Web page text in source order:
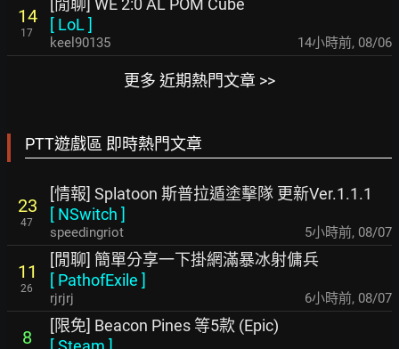
14
17
[閒聊] WE 2:0 AL POM Cube
[ LoL ]
keel90135 14小時前, 08/06
更多 近期熱門文章 >>
PTT遊戲區 即時熱門文章
23
47
[情報] Splatoon 斯普拉遁塗擊隊 更新Ver.1.1.1
[ NSwitch ]
speedingriot 5小時前, 08/07
11
26
[閒聊] 簡單分享一下掛網滿暴冰射傭兵
[ PathofExile ]
rjrjrj 6小時前, 08/07
8
[限免] Beacon Pines 等5款 (Epic)